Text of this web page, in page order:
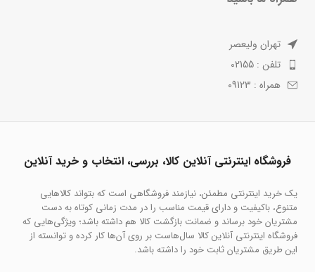
تهران ولیعصر
تلفن : 02155
همراه : 09123
فروشگاه اینترنتی آنلاین کالا، بررسی، انتخاب و خرید آنلاین
یک خرید اینترنتی مطمئن، نیازمند فروشگاهی است که بتواند کالاهایی
متنوع، باکیفیت و دارای قیمت مناسب را در مدت زمانی کوتاه به دست
مشتریان خود برساند و ضمانت بازگشت کالا هم داشته باشد؛ ویژگی‌هایی که
فروشگاه اینترنتی آنلاین کالا سال‌هاست بر روی آن‌ها کار کرده و توانسته از
این طریق مشتریان ثابت خود را داشته باشد.